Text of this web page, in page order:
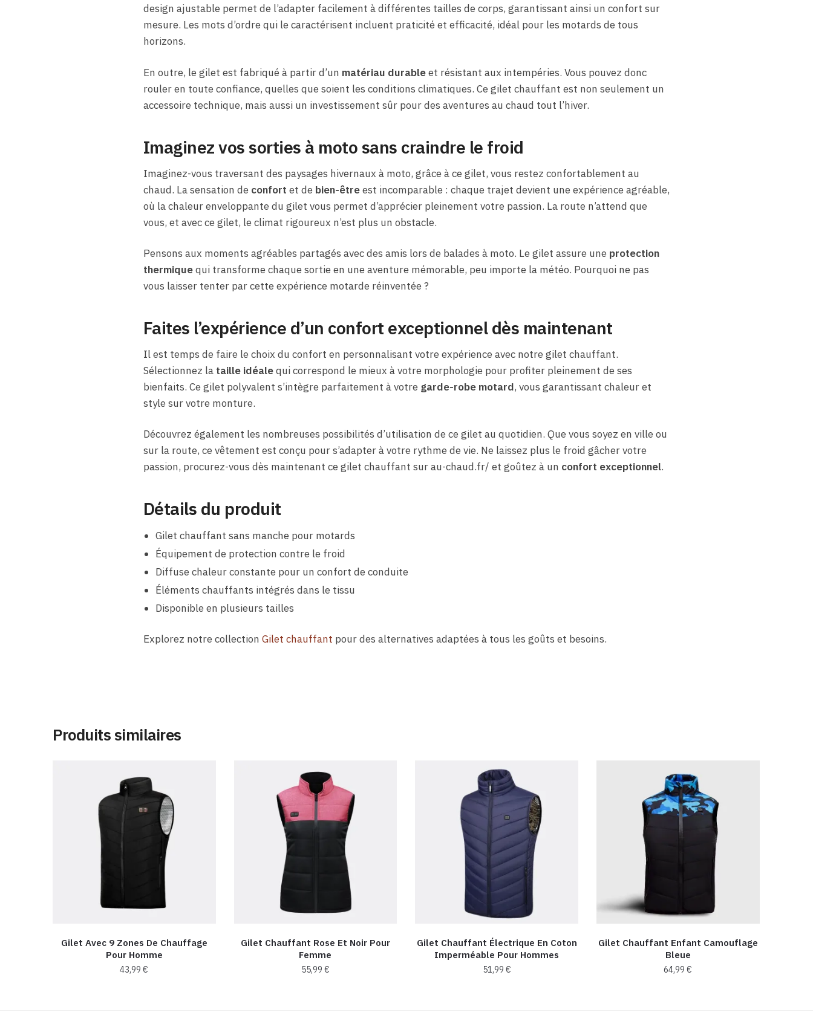
design ajustable permet de l’adapter facilement à différentes tailles de corps, garantissant ainsi un confort sur
mesure. Les mots d’ordre qui le caractérisent incluent praticité et efficacité, idéal pour les motards de tous
horizons.
En outre, le gilet est fabriqué à partir d’un matériau durableet résistant aux intempéries. Vous pouvez donc
rouler en toute confiance, quelles que soient les conditions climatiques. Ce gilet chauffant est non seulement un
accessoire technique, mais aussi un investissement sûr pour des aventures au chaud tout l’hiver.
Imaginez vos sorties à moto sans craindre le froid
Imaginez-vous traversant des paysages hivernaux à moto, grâce à ce gilet, vous restez confortablement au
chaud. La sensation de confort et de bien-êtreest incomparable : chaque trajet devient une expérience agréable,
où la chaleur enveloppante du gilet vous permet d’apprécier pleinement votre passion. La route n’attend que
vous, et avec ce gilet, le climat rigoureux n’est plus un obstacle.
Pensons aux moments agréables partagés avec des amis lors de balades à moto. Le gilet assure une protection
thermiquequi transforme chaque sortie en une aventure mémorable, peu importe la météo. Pourquoi ne pas
vous laisser tenter par cette expérience motarde réinventée ?
Faites l’expérience d’un confort exceptionnel dès maintenant
Il est temps de faire le choix du confort en personnalisant votre expérience avec notre gilet chauffant.
Sélectionnez la taille idéalequi correspond le mieux à votre morphologie pour profiter pleinement de ses
bienfaits. Ce gilet polyvalent s’intègre parfaitement à votre garde-robe motard, vous garantissant chaleur et
style sur votre monture.
Découvrez également les nombreuses possibilités d’utilisation de ce gilet au quotidien. Que vous soyez en ville ou
sur la route, ce vêtement est conçu pour s’adapter à votre rythme de vie. Ne laissez plus le froid gâcher votre
passion, procurez-vous dès maintenant ce gilet chauffant sur au-chaud.fr/ et goûtez à un confort exceptionnel.
Détails du produit
Gilet chauffant sans manche pour motards
Équipement de protection contre le froid
Diffuse chaleur constante pour un confort de conduite
Éléments chauffants intégrés dans le tissu
Disponible en plusieurs tailles
Explorez notre collection Gilet chauffant pour des alternatives adaptées à tous les goûts et besoins.
Produits similaires
Gilet Avec 9 Zones De Chauffage
Pour Homme
43,99€
Gilet Chauffant Rose Et Noir Pour
Femme
55,99 €
Gilet Chauffant Électrique En Coton
Imperméable Pour Hommes
51,99 €
Gilet Chauffant Enfant Camouflage
Bleue
64,99€